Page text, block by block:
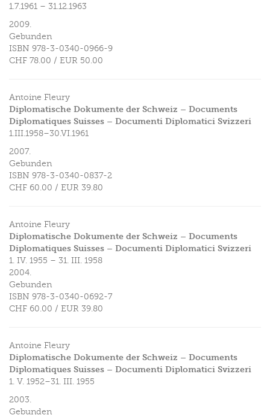
1.7.1961 – 31.12.1963
2009.
Gebunden
ISBN 978-3-0340-0966-9
CHF 78.00 / EUR 50.00
Antoine Fleury
Diplomatische Dokumente der Schweiz – Documents
Diplomatiques Suisses – Documenti Diplomatici Svizzeri
1.III.1958–30.VI.1961
2007.
Gebunden
ISBN 978-3-0340-0837-2
CHF 60.00 / EUR 39.80
Antoine Fleury
Diplomatische Dokumente der Schweiz – Documents
Diplomatiques Suisses – Documenti Diplomatici Svizzeri
1. IV. 1955 – 31. III. 1958
2004.
Gebunden
ISBN 978-3-0340-0692-7
CHF 60.00 / EUR 39.80
Antoine Fleury
Diplomatische Dokumente der Schweiz – Documents
Diplomatiques Suisses – Documenti Diplomatici Svizzeri
1. V. 1952–31. III. 1955
2003.
Gebunden